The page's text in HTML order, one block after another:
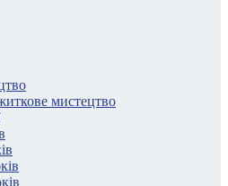
мистецтво